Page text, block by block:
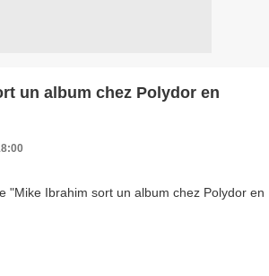
un album chez Polydor en